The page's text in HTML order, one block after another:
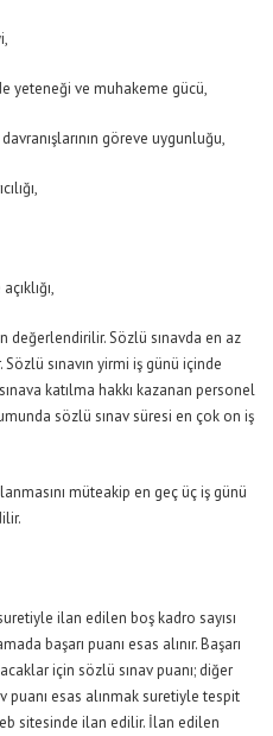
yeteneği ve muhakeme gücü,
göreve uygunluğu,
değerlendirilir. Sözlü sınavda en az
sınavın yirmi iş günü içinde
katılma hakkı kazanan personel
sözlü sınav süresi en çok on iş
müteakip en geç üç iş günü
ilan edilen boş kadro sayısı
başarı puanı esas alınır. Başarı
için sözlü sınav puanı; diğer
puanı esas alınmak suretiyle tespit
sitesinde ilan edilir. İlan edilen